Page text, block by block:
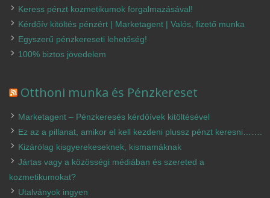
Keress pénzt kozmetikumok forgalmazásával!
Kérdőív kitöltés pénzért | Marketagent | Valós, fizető munka
Egyszerű pénzkereseti lehetőség!
100% biztos jövedelem
Otthoni munka és Pénzkereset
Marketagent – Pénzkeresés kérdőívek kitöltésével
Ez az a pillanat, amikor el kell kezdeni plussz pénzt keresni…….
Kizárólag kisgyerekeseknek, kismamáknak
Jártas vagy a közösségi médiában és szereted a
kozmetikumokat?
Utalványok ingyen